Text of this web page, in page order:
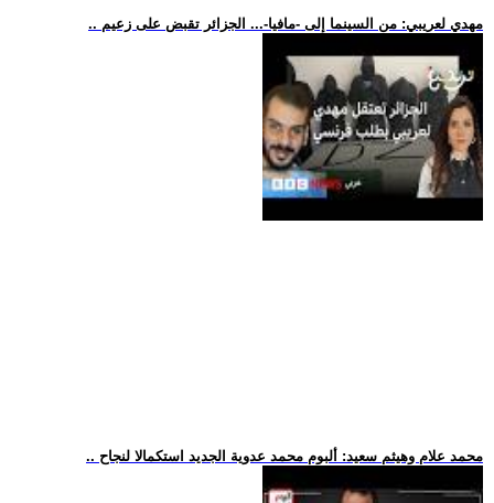
.. مهدي لعريبي: من السينما إلى -مافيا-... الجزائر تقبض على زعيم
.. محمد علام وهيثم سعيد: ألبوم محمد عدوية الجديد استكمالا لنجاح